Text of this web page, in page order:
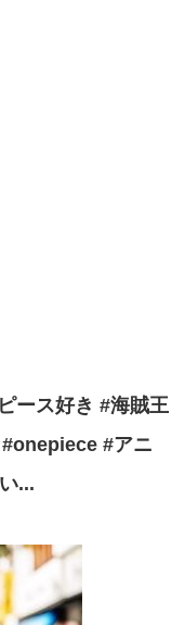
ース好き #海賊王
#アニ
...